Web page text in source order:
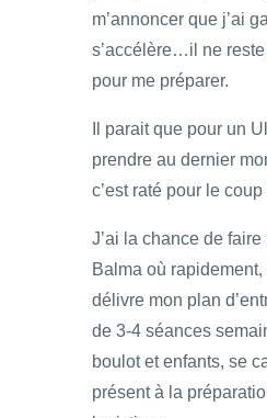
m’annoncer que j’ai
s’accélère…il ne
pour me préparer.
Il parait que pour un
prendre au dernier
c’est raté pour le coup
J’ai la chance de
Balma où
délivre mon plan
de 3-4 séances
boulot et enfants, se
présent à la